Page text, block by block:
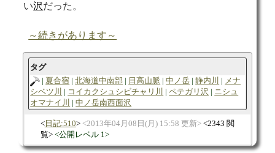
い沢だった。
～続きがあります～
タグ
夏合宿
北海道中南部 日高山脈 中ノ岳 静内川
メナ
シベツ川
コイカクシュシビチャリ川 ペテガリ沢
ニシュ
オマナイ川
中ノ岳南西面沢
日記:510 2013年04月08日(月) 15:58 更新
2343 閲
覧
公開レベル 1